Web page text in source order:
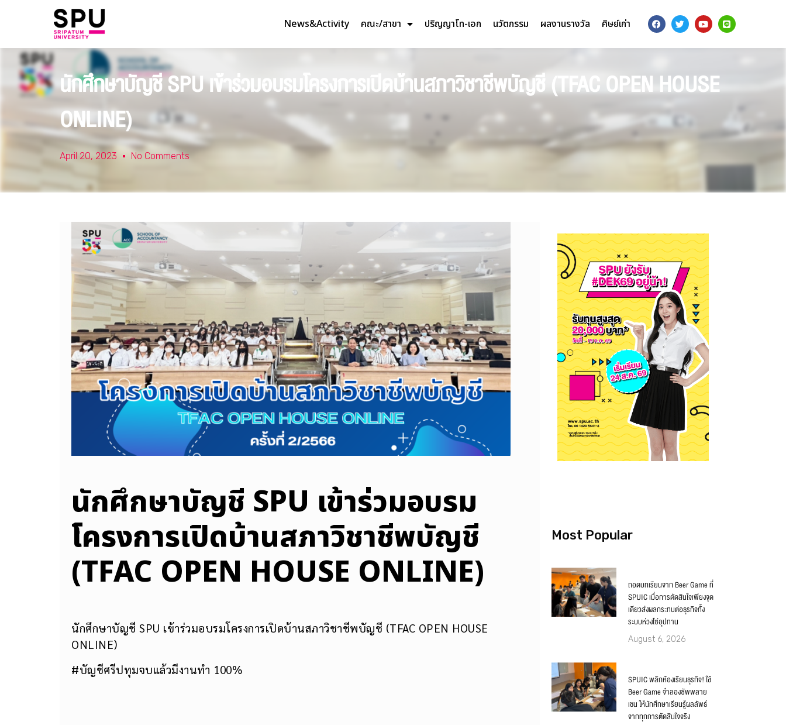
News&Activity คณะ/สาขา ปริญญาโท-เอก นวัตกรรม ผลงานรางวัล ศิษย์เก่า
​นักศึกษาบัญชี SPU เข้าร่วมอบรมโครงการเปิดบ้านสภาวิชาชีพบัญชี (TFAC OPEN HOUSE
ONLINE)
April 20, 2023 No Comments
​นักศึกษาบัญชี SPU เข้าร่วมอบรม
โครงการเปิดบ้านสภาวิชาชีพบัญชี
(TFAC OPEN HOUSE ONLINE)
นักศึกษาบัญชี SPU เข้าร่วมอบรมโครงการเปิดบ้านสภาวิชาชีพบัญชี (TFAC OPEN HOUSE
ONLINE)
#บัญชีศรีปทุมจบแล้วมีงานทำ 100%
Most Popular
ถอดบทเรียนจาก Beer Game ที่
SPUIC เมื่อการตัดสินใจเพียงจุด
เดียวส่งผลกระทบต่อธุรกิจทั้ง
ระบบห่วงโซ่อุปทาน
August 6, 2026
SPUIC พลิกห้องเรียนธุรกิจ! ใช้
Beer Game จำลองซัพพลาย
เชน ให้นักศึกษาเรียนรู้ผลลัพธ์
จากทุกการตัดสินใจจริง